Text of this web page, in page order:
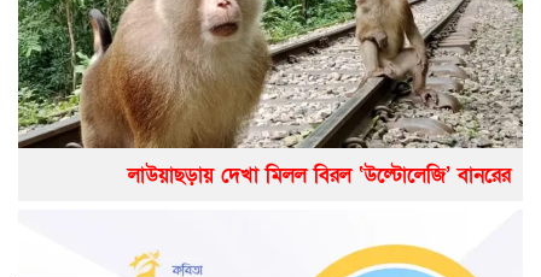
লাউয়াছড়ায় দেখা মিলল বিরল ‘উল্টোলেজি’ বানরের